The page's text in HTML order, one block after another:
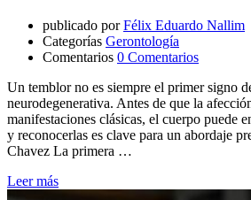
publicado por Félix Eduardo Nallim
Categorías Gerontología
Comentarios 0 Comentarios
Un temblor no es siempre el primer signo
neurodegenerativa. Antes de que la
manifestaciones clásicas, el cuerpo puede
y reconocerlas es clave para un abordaje
Chavez La primera …
Leer más